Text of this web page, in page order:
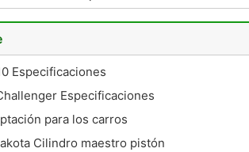
su coche
Especificaciones
Especificaciones
para los carros
Cilindro maestro pistón